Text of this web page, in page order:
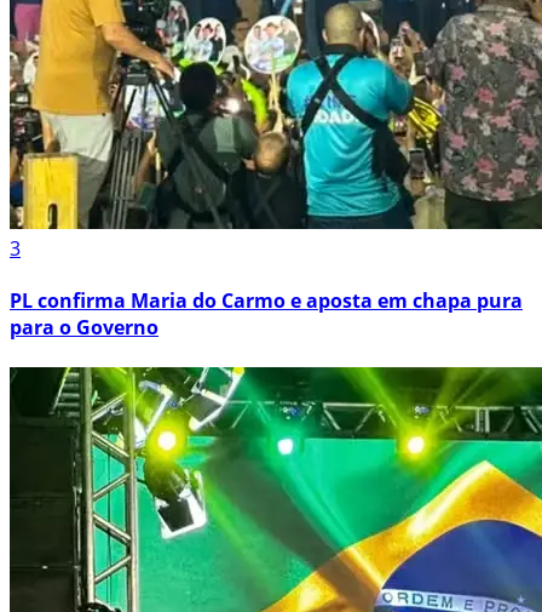
3
PL confirma Maria do Carmo e aposta em chapa pura
para o Governo